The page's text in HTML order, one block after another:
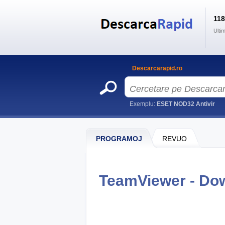
PROGRAMOJ REVUO
TeamViewer -
Descarcarapid.ro
Exemplu: ESET NOD32 Antivir